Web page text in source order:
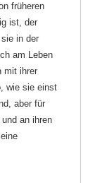
früheren
ist, der
in der
am Leben
mit ihrer
wie sie einst
aber für
an ihren